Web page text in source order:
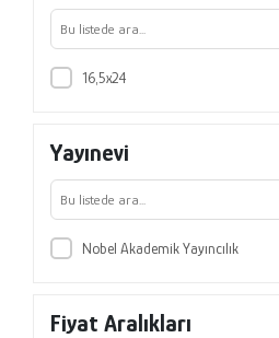
Yasin Yılmaz
16,5x24
Yayınevi
Nobel Akademik Yayıncılık
Fiyat Aralıkları